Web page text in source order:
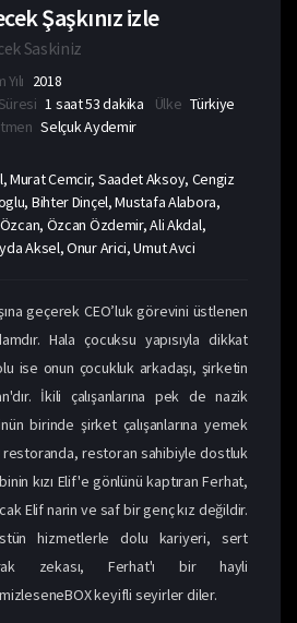
Şaşkınız izle
Saskiniz
2018
1 saat 53 dakika Ülke Türkiye
Selçuk Aydemir
Murat Cemcir, Saadet Aksoy, Cengiz
Bihter Dinçel, Mustafa Alabora,
Özcan Özdemir, Ali Akdal,
Aksel, Onur Arici, Umut Avci
geçerek CEO’luk görevini üstlenen
Hala çocuksu yapısıyla dikkat
ise onun çocukluk arkadaşı, şirketin
İkili çalışanlarına pek de nazik
birinde şirket çalışanlarına yemek
restoran sahibiyle dostluk
kızı Elif'e gönlünü kaptıran Ferhat,
Elif narin ve saf bir genç kız değildir.
hizmetlerle dolu kariyeri, sert
zekası, Ferhat'ı bir hayli
keyifli seyirler diler.